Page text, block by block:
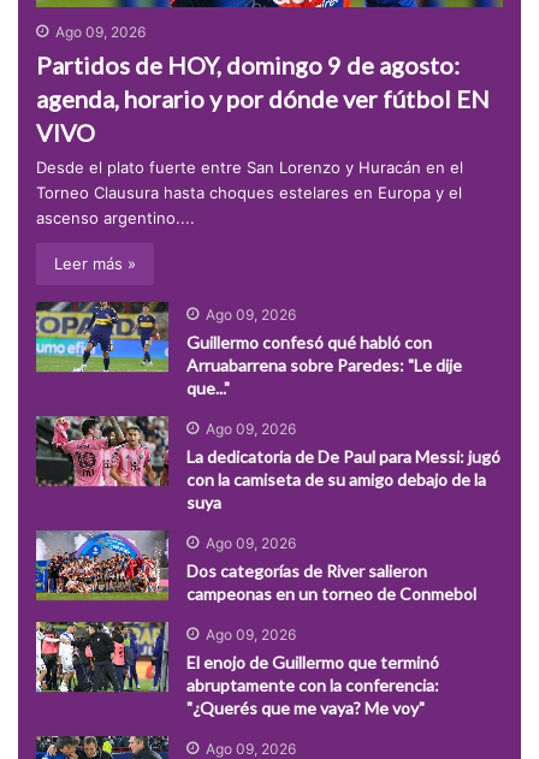
Ago 09, 2026
Partidos de HOY, domingo 9 de agosto:
agenda, horario y por dónde ver fútbol EN
VIVO
Desde el plato fuerte entre San Lorenzo y Huracán en el
Torneo Clausura hasta choques estelares en Europa y el
ascenso argentino....
Leer más »
Ago 09, 2026
Guillermo confesó qué habló con
Arruabarrena sobre Paredes: "Le dije
que..."
Ago 09, 2026
La dedicatoria de De Paul para Messi: jugó
con la camiseta de su amigo debajo de la
suya
Ago 09, 2026
Dos categorías de River salieron
campeonas en un torneo de Conmebol
Ago 09, 2026
El enojo de Guillermo que terminó
abruptamente con la conferencia:
"¿Querés que me vaya? Me voy"
Ago 09, 2026